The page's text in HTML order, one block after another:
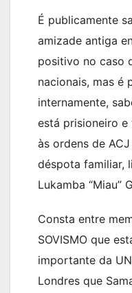
É publicamente
amizade antiga
positivo no caso
nacionais, mas é
internamente,
está prisioneiro
às ordens de
déspota familiar,
Lukamba “Miau”
Consta entre
SOVISMO que
importante da
Londres que